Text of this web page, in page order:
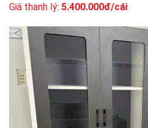
Giá thanh lý: 5.400.000đ/cái